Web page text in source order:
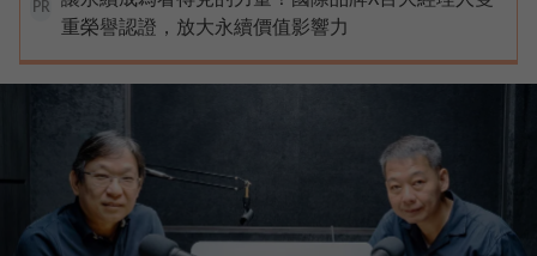
PR
重榮譽認證，放大永續價值影響力